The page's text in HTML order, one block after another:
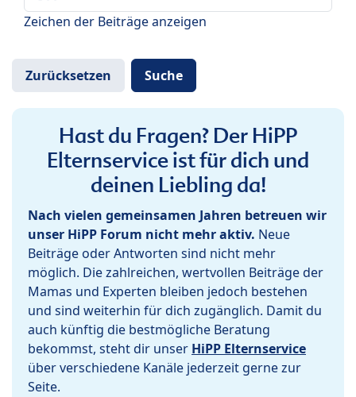
Zeichen der Beiträge anzeigen
Hast du Fragen? Der HiPP
Elternservice ist für dich und
deinen Liebling da!
Nach vielen gemeinsamen Jahren betreuen wir
unser HiPP Forum nicht mehr aktiv. Neue
Beiträge oder Antworten sind nicht mehr
möglich. Die zahlreichen, wertvollen Beiträge der
Mamas und Experten bleiben jedoch bestehen
und sind weiterhin für dich zugänglich. Damit du
auch künftig die bestmögliche Beratung
bekommst, steht dir unser HiPP Elternservice
über verschiedene Kanäle jederzeit gerne zur
Seite.